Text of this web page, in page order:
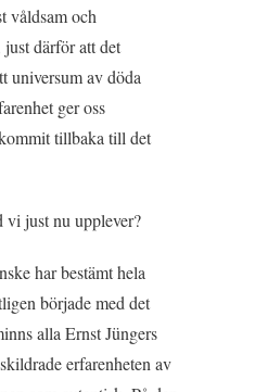
våldsam och
just därför att det
universum av döda
ger oss
tillbaka till det
vi just nu upplever?
har bestämt hela
började med det
alla Ernst Jüngers
erfarenheten av